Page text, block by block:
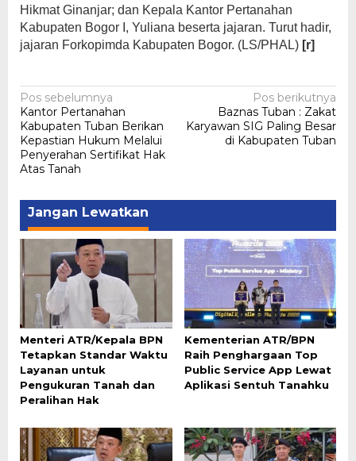
Hikmat Ginanjar; dan Kepala Kantor Pertanahan
Kabupaten Bogor I, Yuliana beserta jajaran. Turut hadir,
jajaran Forkopimda Kabupaten Bogor. (LS/PHAL) [r]
Navigasi
pos
Pos sebelumnya
Kantor Pertanahan
Kabupaten Tuban Berikan
Kepastian Hukum Melalui
Penyerahan Sertifikat Hak
Atas Tanah
Pos berikutnya
Baznas Tuban : Zakat
Karyawan SIG Paling Besar
di Kabupaten Tuban
Jangan Lewatkan
Menteri ATR/Kepala BPN
Tetapkan Standar Waktu
Layanan untuk
Pengukuran Tanah dan
Peralihan Hak
Kementerian ATR/BPN
Raih Penghargaan Top
Public Service App Lewat
Aplikasi Sentuh Tanahku